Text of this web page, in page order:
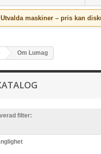
Utvalda maskiner – pris kan
Om Lumag
filter: